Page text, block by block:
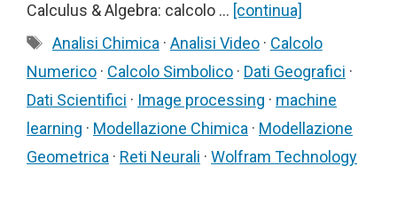
Calculus & Algebra: calcolo … [continua]
Tag
Analisi Chimica · Analisi Video· Calcolo
Numerico · Calcolo Simbolico · Dati Geografici ·
Dati Scientifici · Image processing · machine
learning · Modellazione Chimica · Modellazione
Geometrica · Reti Neurali · Wolfram Technology